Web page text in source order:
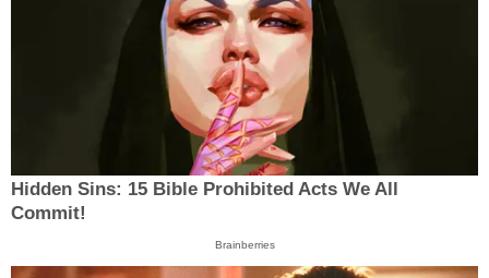
Hidden Sins: 15 Bible Prohibited Acts We All
Commit!
Brainberries